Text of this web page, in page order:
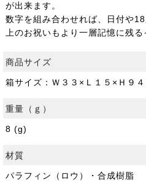
が出来ます。
数字を組み合わせれば、日付や
上のお祝いもより一層記憶に残る
商品サイズ
箱サイズ：Ｗ３３×Ｌ１５×Ｈ９４
重量（ｇ）
8 (g)
材質
パラフィン（ロウ）・合成樹脂